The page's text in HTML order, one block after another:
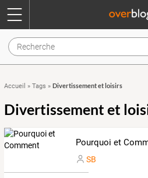
Accueil » Tags » Divertissement et loisirs
Divertissement et
Pourquoi et
SB